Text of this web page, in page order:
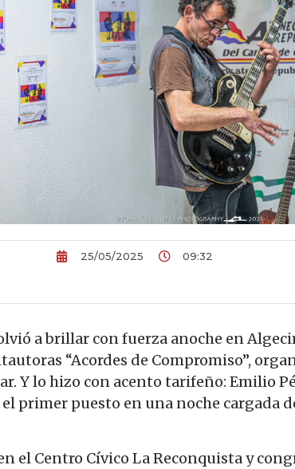
25/05/2025 09:32
a brillar con fuerza anoche en
“Acordes de Compromiso”,
Y lo hizo con acento tarifeño: Emilio
primer puesto en una noche cargada
el Centro Cívico La Reconquista y